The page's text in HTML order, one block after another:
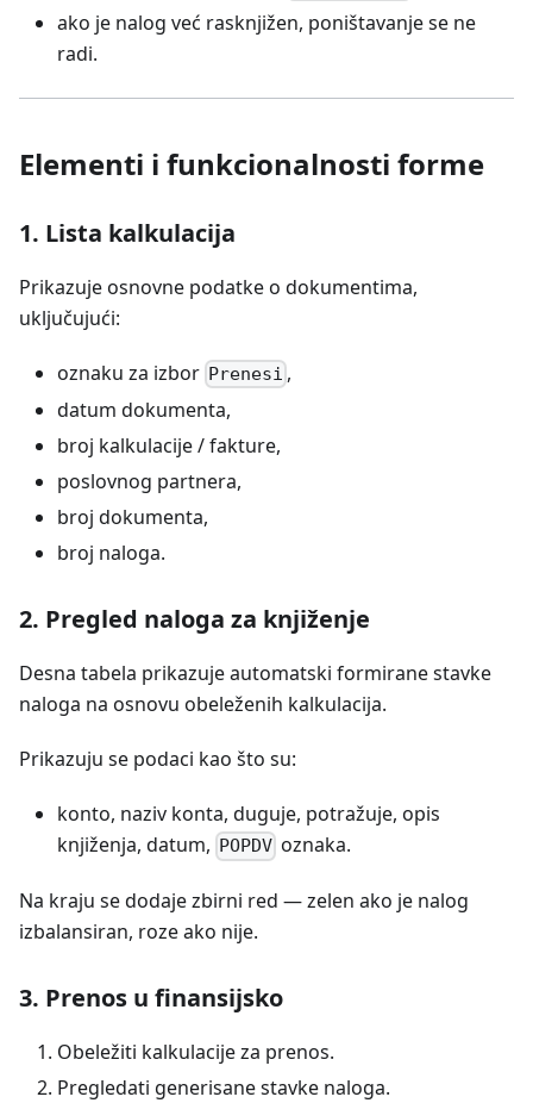
ako je nalog već rasknjižen, poništavanje se ne
radi.
Elementi i funkcionalnosti forme
1. Lista kalkulacija
Prikazuje osnovne podatke o dokumentima,
uključujući:
oznaku za izbor Prenesi ,
datum dokumenta,
broj kalkulacije / fakture,
poslovnog partnera,
broj dokumenta,
broj naloga.
2. Pregled naloga za knjiženje
Desna tabela prikazuje automatski formirane stavke
naloga na osnovu obeleženih kalkulacija.
Prikazuju se podaci kao što su:
konto, naziv konta, duguje, potražuje, opis
knjiženja, datum,
POPDV oznaka.
Na kraju se dodaje zbirni red — zelen ako je nalog
izbalansiran, roze ako nije.
3. Prenos u finansijsko
Obeležiti kalkulacije za prenos.
Pregledati generisane stavke naloga.